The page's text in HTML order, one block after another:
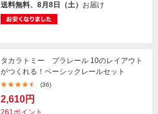
送料無料、8月8日（土） お届け
タカラトミー プラレール 10のレイアウト
がつくれる！ベーシックレールセット
(36)
2,610円
261ポイント